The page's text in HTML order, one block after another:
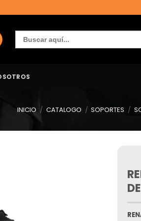
Buscar:
INICIO / CATALOGO / SOPORTES /